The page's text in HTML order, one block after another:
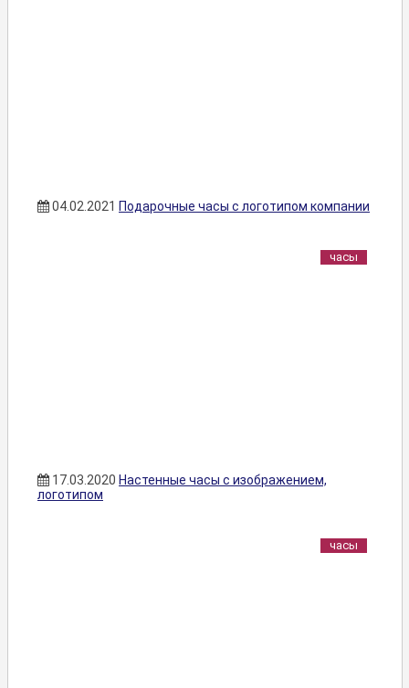
04.02.2021 Подарочные часы с логотипом компании
часы
17.03.2020 Настенные часы с изображением,
логотипом
часы